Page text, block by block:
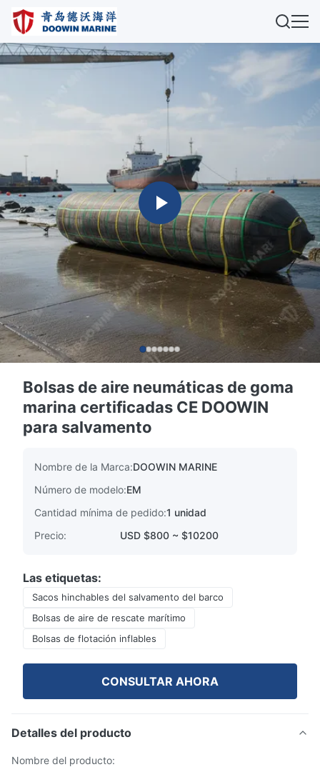
Bolsas de aire neumáticas de goma
marina certificadas CE DOOWIN
para salvamento
Nombre de la Marca:DOOWIN MARINE
Número de modelo:EM
Cantidad mínima de pedido:1 unidad
Precio:
USD $800 ~ $10200
Las etiquetas:
Sacos hinchables del salvamento del barco
Bolsas de aire de rescate marítimo
Bolsas de flotación inflables
CONSULTAR AHORA
Detalles del producto
Nombre del producto: